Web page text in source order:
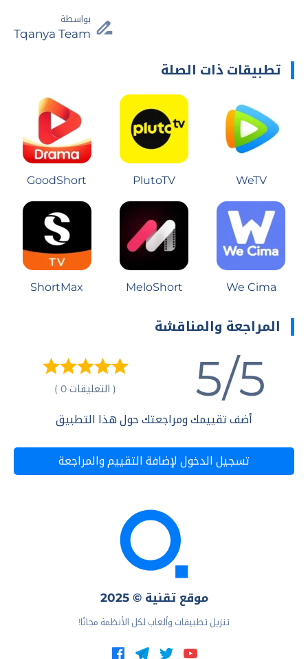
بواسطة
Tqanya Team
تطبيقات ذات الصلة
WeTV
PlutoTV
GoodShort
We Cima
MeloShort
ShortMax
المراجعة والمناقشة
5/5 ( التعليقات 0 )
أضف تقييمك ومراجعتك حول هذا التطبيق
تسجيل الدخول لإضافة التقييم والمراجعة
موقع تقنية © 2025
تنزيل تطبيقات وألعاب لكل الأنظمة مجانًا!